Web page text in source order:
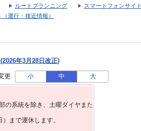
ルートプランニング
スマートフォンサイト
運行・接近情報）
年3月28日改正)
更 小 中 大
の系統を除き、⼟曜ダイヤまた
まで運休します。